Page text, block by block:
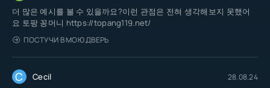
더 많은 예시를 볼 수 있을까요?이런 관점은 전혀 생각해보지 못했어
요 토팡 꽁머니 https://topang119.net/
ПОСТУЧИ В МОЮ ДВЕРЬ
C Cecil 28.08.24